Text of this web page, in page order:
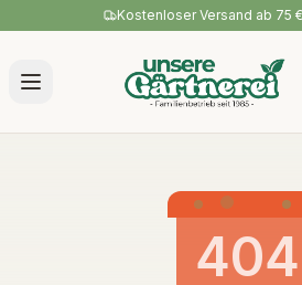
Kostenloser Versand ab 75 €
404